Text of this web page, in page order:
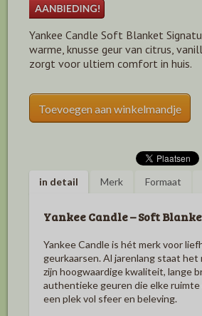
Yankee Candle Soft Blanket
warme, knusse geur van citrus,
zorgt voor ultiem comfort in huis.
Toevoegen aan winkelmandje
in detail Merk Formaat
Yankee Candle – Soft
Yankee Candle is hét merk voor
geurkaarsen. Al jarenlang staat het
zijn hoogwaardige kwaliteit, lange
authentieke geuren die elke
een plek vol sfeer en beleving.